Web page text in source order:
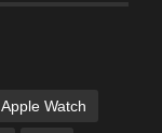
Apple Watch